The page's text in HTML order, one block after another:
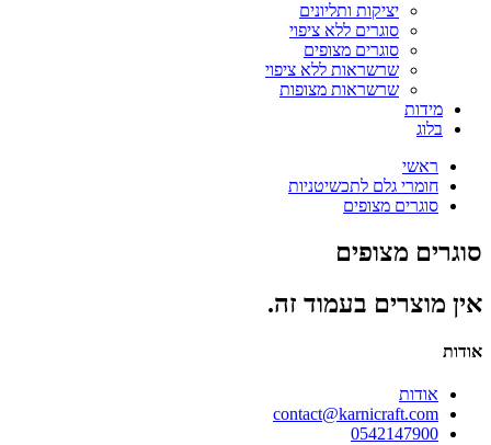
יציקות ותליונים
סוגרים ללא ציפוי
סוגרים מצופים
שרשראות ללא ציפוי
שרשראות מצופות
מידות
בלוג
ראשי
חומרי גלם לתכשיטניות
סוגרים מצופים
סוגרים מצופים
אין מוצרים בעמוד זה.
אודות
אודות
contact@karnicraft.com
0542147900